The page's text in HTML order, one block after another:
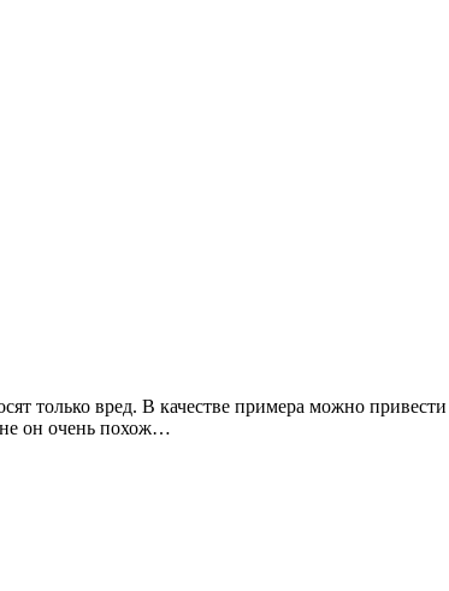
только вред. В качестве примера можно
он очень похож…